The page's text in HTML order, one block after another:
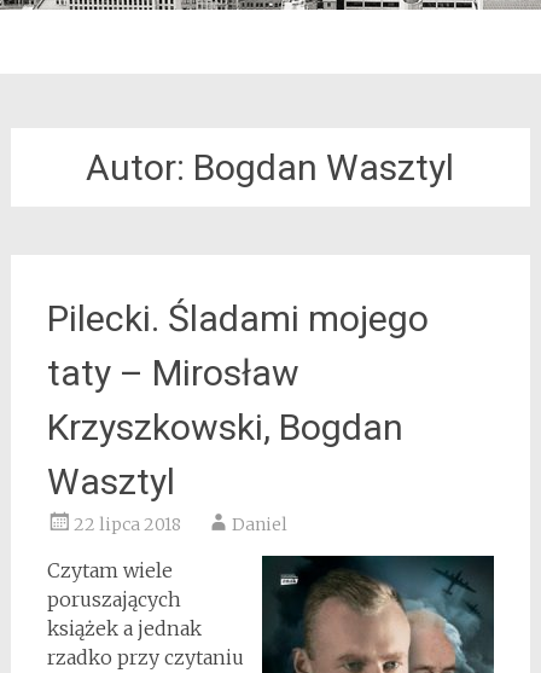
Autor: Bogdan Wasztyl
Pilecki. Śladami mojego
taty – Mirosław
Krzyszkowski, Bogdan
Wasztyl
22 lipca 2018 Daniel
Czytam wiele
poruszających
książek a jednak
rzadko przy czytaniu